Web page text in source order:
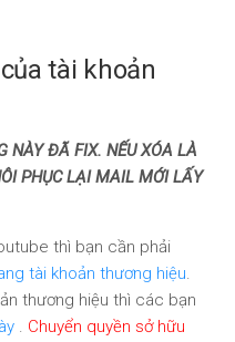
tài khoản
NÀY ĐÃ FIX. NẾU XÓA LÀ
PHỤC LẠI MAIL MỚI LẤY
thì bạn cần phải
tài khoản thương hiệu.
thương hiệu thì các bạn
. Chuyển quyền sở hữu